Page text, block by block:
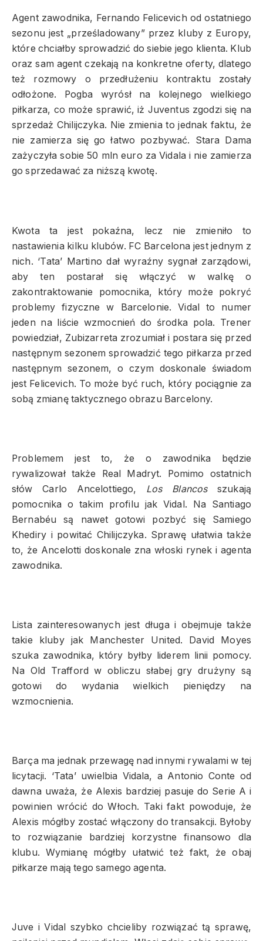
Agent zawodnika, Fernando Felicevich od ostatniego
sezonu jest „prześladowany” przez kluby z Europy,
które chciałby sprowadzić do siebie jego klienta. Klub
oraz sam agent czekają na konkretne oferty, dlatego
też rozmowy o przedłużeniu kontraktu zostały
odłożone. Pogba wyrósł na kolejnego wielkiego
piłkarza, co może sprawić, iż Juventus zgodzi się na
sprzedaż Chilijczyka. Nie zmienia to jednak faktu, że
nie zamierza się go łatwo pozbywać. Stara Dama
zażyczyła sobie 50 mln euro za Vidala i nie zamierza
go sprzedawać za niższą kwotę.
Kwota ta jest pokaźna, lecz nie zmieniło to
nastawienia kilku klubów. FC Barcelona jest jednym z
nich. ‘Tata’ Martino dał wyraźny sygnał zarządowi,
aby ten postarał się włączyć w walkę o
zakontraktowanie pomocnika, który może pokryć
problemy fizyczne w Barcelonie. Vidal to numer
jeden na liście wzmocnień do środka pola. Trener
powiedział, Zubizarreta zrozumiał i postara się przed
następnym sezonem sprowadzić tego piłkarza przed
następnym sezonem, o czym doskonale świadom
jest Felicevich. To może być ruch, który pociągnie za
sobą zmianę taktycznego obrazu Barcelony.
Problemem jest to, że o zawodnika będzie
rywalizował także Real Madryt. Pomimo ostatnich
słów Carlo Ancelottiego, Los Blancosszukają
pomocnika o takim profilu jak Vidal. Na Santiago
Bernabéu są nawet gotowi pozbyć się Samiego
Khediry i powitać Chilijczyka. Sprawę ułatwia także
to, że Ancelotti doskonale zna włoski rynek i agenta
zawodnika.
Lista zainteresowanych jest długa i obejmuje także
takie kluby jak Manchester United. David Moyes
szuka zawodnika, który byłby liderem linii pomocy.
Na Old Trafford w obliczu słabej gry drużyny są
gotowi do wydania wielkich pieniędzy na
wzmocnienia.
Barça ma jednak przewagę nad innymi rywalami w tej
licytacji. ‘Tata’ uwielbia Vidala, a Antonio Conte od
dawna uważa, że Alexis bardziej pasuje do Serie A i
powinien wrócić do Włoch. Taki fakt powoduje, że
Alexis mógłby zostać włączony do transakcji. Byłoby
to rozwiązanie bardziej korzystne finansowo dla
klubu. Wymianę mógłby ułatwić też fakt, że obaj
piłkarze mają tego samego agenta.
Juve i Vidal szybko chcieliby rozwiązać tą sprawę,